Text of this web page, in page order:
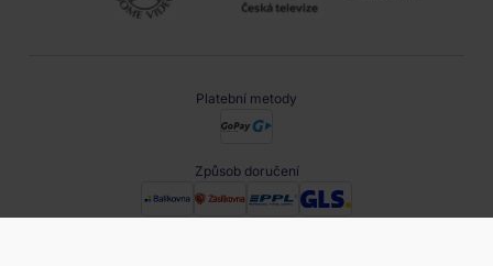
Platební metody
Způsob doručení